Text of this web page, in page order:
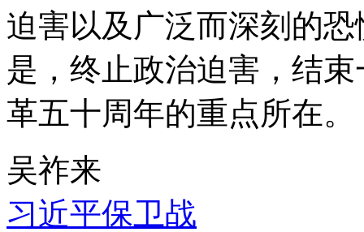
迫害以及广泛而深刻的
是，终止政治迫害，结
革五十周年的重点所在。
吴祚来
习近平保卫战